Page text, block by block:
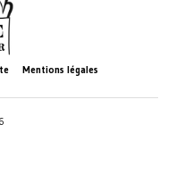
Mentions légales